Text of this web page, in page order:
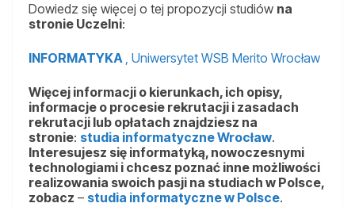
Dowiedz się więcej o tej propozycji studiów na
stronie Uczelni:
INFORMATYKA , Uniwersytet WSB Merito Wrocław
Więcej informacji o kierunkach, ich opisy,
informacje o procesie rekrutacji i zasadach
rekrutacji lub opłatach znajdziesz na
stronie: studia informatyczne Wrocław.
Interesujesz się informatyką, nowoczesnymi
technologiami i chcesz poznać inne możliwości
realizowania swoich pasji na studiach w Polsce,
zobacz – studia informatyczne w Polsce.